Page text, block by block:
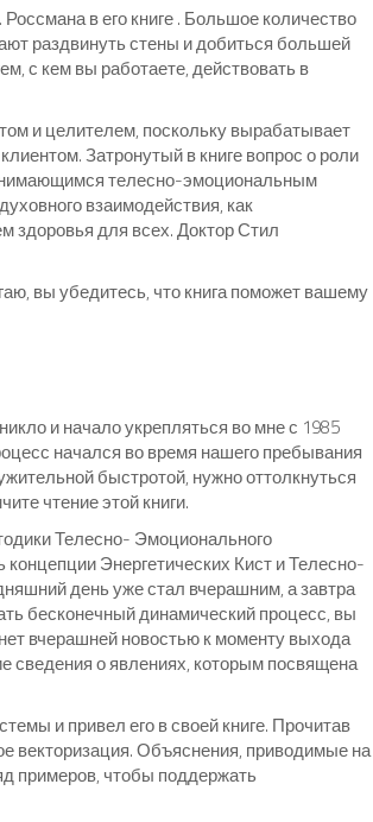
в его книге . Большое количество
раздвинуть стены и добиться большей
с кем вы работаете, действовать в
и целителем, поскольку вырабатывает
Затронутый в книге вопрос о роли
телесно-эмоциональным
взаимодействия, как
здоровья для всех. Доктор Стил
вы убедитесь, что книга поможет вашему
и начало укрепляться во мне с 1985
начался во время нашего пребывания
быстротой, нужно оттолкнуться
чтение этой книги.
Телесно- Эмоционального
Энергетических Кист и Телесно-
день уже стал вчерашним, а завтра
бесконечный динамический процесс, вы
вчерашней новостью к моменту выхода
сведения о явлениях, которым посвящена
и привел его в своей книге. Прочитав
векторизация. Объяснения, приводимые на
примеров, чтобы поддержать